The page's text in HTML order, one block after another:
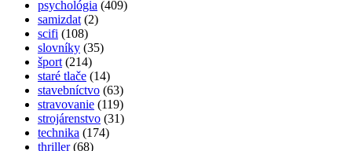
psychológia (409)
samizdat (2)
scifi (108)
slovníky (35)
šport (214)
staré tlače (14)
stavebníctvo (63)
stravovanie (119)
strojárenstvo (31)
technika (174)
thriller (68)